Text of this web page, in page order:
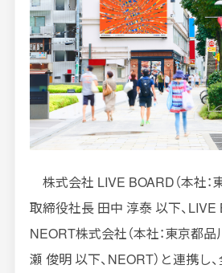
掲載までの流れ
株式会社 LIVE BOARD（本社
取締役社長 田中 淳泰 以下、 LIVE
NEORT株式会社（本社：東京都
瀬 俊明 以下、 NEORT）と連携し